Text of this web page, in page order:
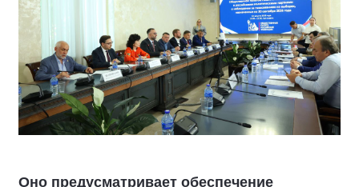
Оно предусматривает обеспечение